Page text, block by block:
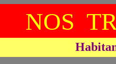
NOS